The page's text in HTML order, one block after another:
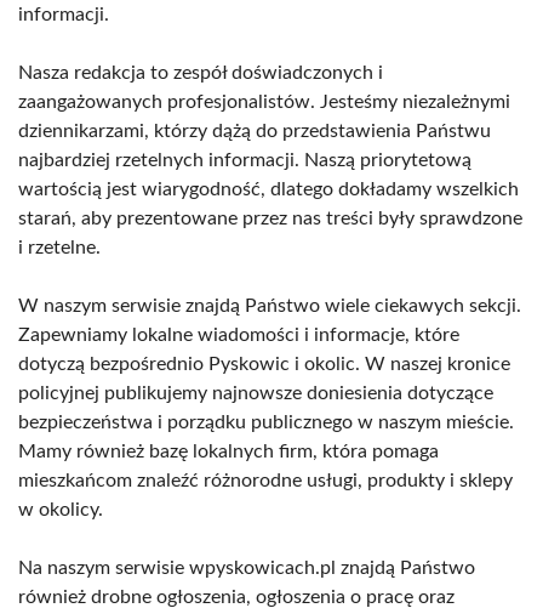
informacji.
Nasza redakcja to zespół doświadczonych i
zaangażowanych profesjonalistów. Jesteśmy niezależnymi
dziennikarzami, którzy dążą do przedstawienia Państwu
najbardziej rzetelnych informacji. Naszą priorytetową
wartością jest wiarygodność, dlatego dokładamy wszelkich
starań, aby prezentowane przez nas treści były sprawdzone
i rzetelne.
W naszym serwisie znajdą Państwo wiele ciekawych sekcji.
Zapewniamy lokalne wiadomości i informacje, które
dotyczą bezpośrednio Pyskowic i okolic. W naszej kronice
policyjnej publikujemy najnowsze doniesienia dotyczące
bezpieczeństwa i porządku publicznego w naszym mieście.
Mamy również bazę lokalnych firm, która pomaga
mieszkańcom znaleźć różnorodne usługi, produkty i sklepy
w okolicy.
Na naszym serwisie wpyskowicach.pl znajdą Państwo
również drobne ogłoszenia, ogłoszenia o pracę oraz